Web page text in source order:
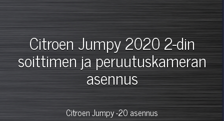
Citroen Jumpy 2020 2-din
soittimen ja peruutuskameran
asennus
Citroen Jumpy -20 asennus